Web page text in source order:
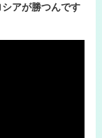
シアが勝つんです